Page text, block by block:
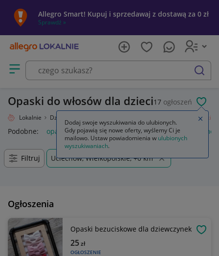
Allegro Smart! Kupuj i sprzedawaj z dostawą za 0 zł
Sprawdź »
Otwórz menu z kategoriami
szukaj
Opaski do włosów dla dzieci17 ogłoszeń
Lokalnie Dziecko Opaski
Podobne: opaski opaski zaciskowe opaski do włosów
Filtruj Uciechów, Wielkopolskie, +0 km
Ogłoszenia
Opaski bezuciskowe dla dziewczynek
OGŁOSZENIE
25zł
Dodaj swoje wyszukiwania do ulubionych.
Gdy pojawią się nowe oferty, wyślemy Ci je
mailowo. Ustaw powiadomienia w ulubionych
wyszukiwaniach.